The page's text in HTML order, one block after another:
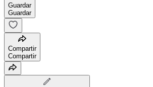
Guardar
Guardar
Compartir
Compartir